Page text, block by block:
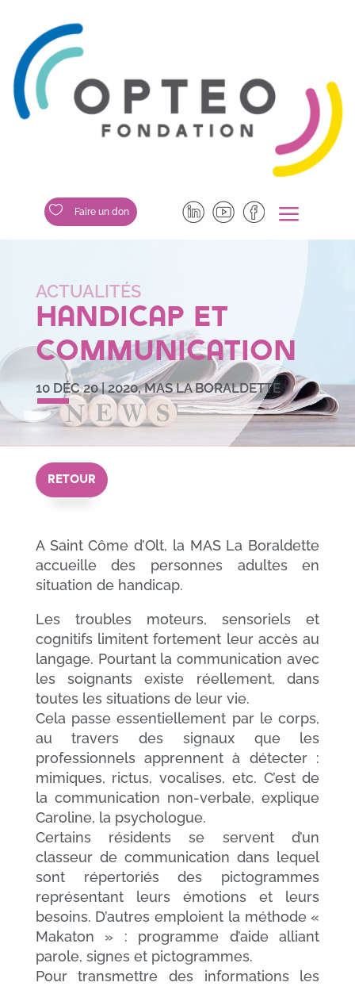
 Faire un don a
Handicap et
Communication
10 DÉC 20|2020,MAS LA BORALDETTE
RETOUR
A Saint Côme d’Olt, la MAS La Boraldette
accueille des personnes adultes en
situation de handicap.
Les troubles moteurs, sensoriels et
cognitifs limitent fortement leur accès au
langage. Pourtant la communication avec
les soignants existe réellement, dans
toutes les situations de leur vie.
Cela passe essentiellement par le corps,
au travers des signaux que les
professionnels apprennent à détecter :
mimiques, rictus, vocalises, etc. C’est de
la communication non-verbale, explique
Caroline, la psychologue.
Certains résidents se servent d’un
classeur de communication dans lequel
sont répertoriés des pictogrammes
représentant leurs émotions et leurs
besoins. D’autres emploient la méthode «
Makaton » : programme d’aide alliant
parole, signes et pictogrammes.
Pour transmettre des informations les